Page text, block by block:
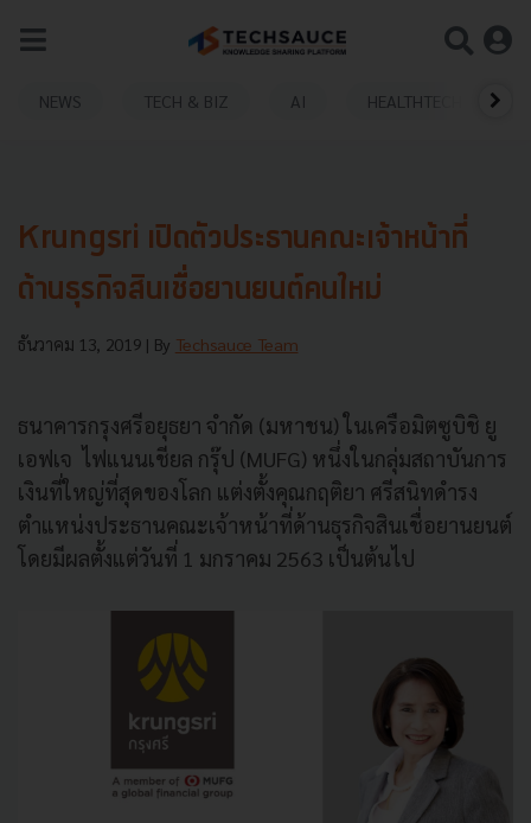
NEWS TECH & BIZ AI HEALTHTECH
Krungsri เปิดตัวประธานคณะเจ้าหน้าที่
ด้านธุรกิจสินเชื่อยานยนต์คนใหม่
ธันวาคม 13, 2019 | By Techsauce Team
ธนาคารกรุงศรีอยุธยา จำกัด (มหาชน) ในเครือมิตซูบิชิ ยู
เอฟเจ ไฟแนนเชียล กรุ๊ป (MUFG) หนึ่งในกลุ่มสถาบันการ
เงินที่ใหญ่ที่สุดของโลก แต่งตั้งคุณกฤติยา ศรีสนิทดำรง
ตำแหน่งประธานคณะเจ้าหน้าที่ด้านธุรกิจสินเชื่อยานยนต์
โดยมีผลตั้งแต่วันที่ 1 มกราคม 2563 เป็นต้นไป